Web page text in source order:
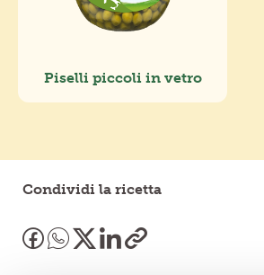
Piselli piccoli in vetro
Condividi la ricetta